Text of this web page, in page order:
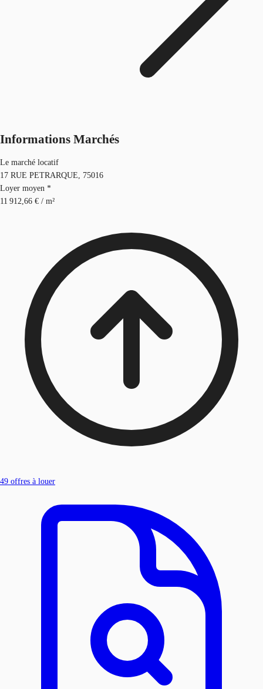
Informations Marchés
Le marché locatif
17 RUE PETRARQUE, 75016
Loyer moyen *
11 912,66 € / m²
49 offres à louer